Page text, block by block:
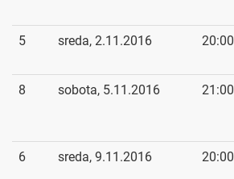
5 sreda, 2.11.2016 20:00
8 sobota, 5.11.2016 21:00
6 sreda, 9.11.2016 20:00